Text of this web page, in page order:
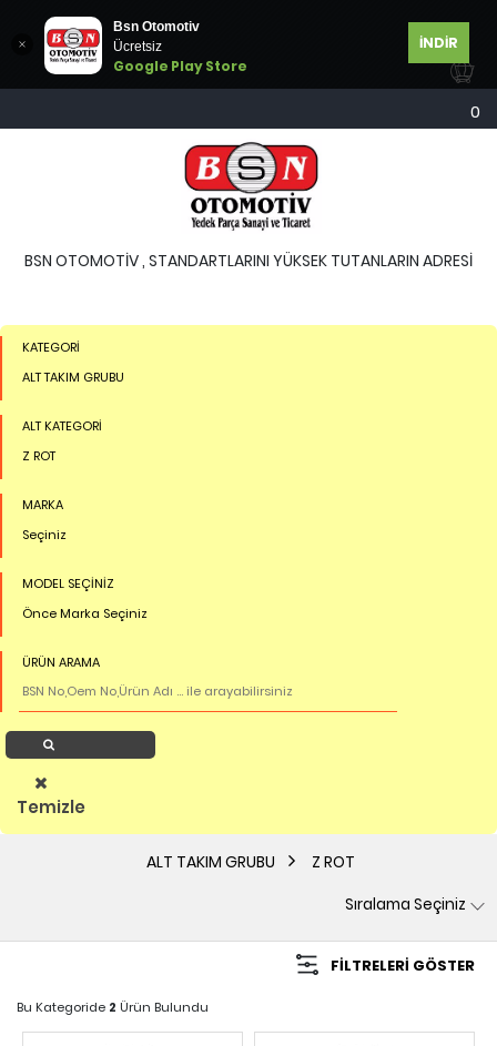
Bsn Otomotiv
Ücretsiz
Google Play Store
İNDİR
0
BSN OTOMOTİV , STANDARTLARINI YÜKSEK TUTANLARIN ADRESİ
MARKALAR
FORD
TRANSIT
KATEGORİ
ALT TAKIM GRUBU
ALT KATEGORİ
Z ROT
MARKA
Seçiniz
MODEL SEÇİNİZ
Önce Marka Seçiniz
ÜRÜN ARAMA
Ürün Ara
Temizle
ALT TAKIM GRUBU Z ROT
FILTRELERI GÖSTER
Bu Kategoride 2 Ürün Bulundu